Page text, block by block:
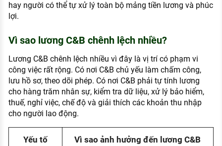
hay người có thể tự xử lý toàn bộ mảng tiền lương và phúc
lợi.
Vì sao lương C&B chênh lệch nhiều?
Lương C&B chênh lệch nhiều vì đây là vị trí có phạm vi
công việc rất rộng. Có nơi C&B chủ yếu làm chấm công,
lưu hồ sơ, theo dõi phép. Có nơi C&B phải tự tính lương
cho hàng trăm nhân sự, kiểm tra dữ liệu, xử lý bảo hiểm,
thuế, nghỉ việc, chế độ và giải thích các khoản thu nhập
cho người lao động.
Yếu tố Vì sao ảnh hưởng đến lương C&B